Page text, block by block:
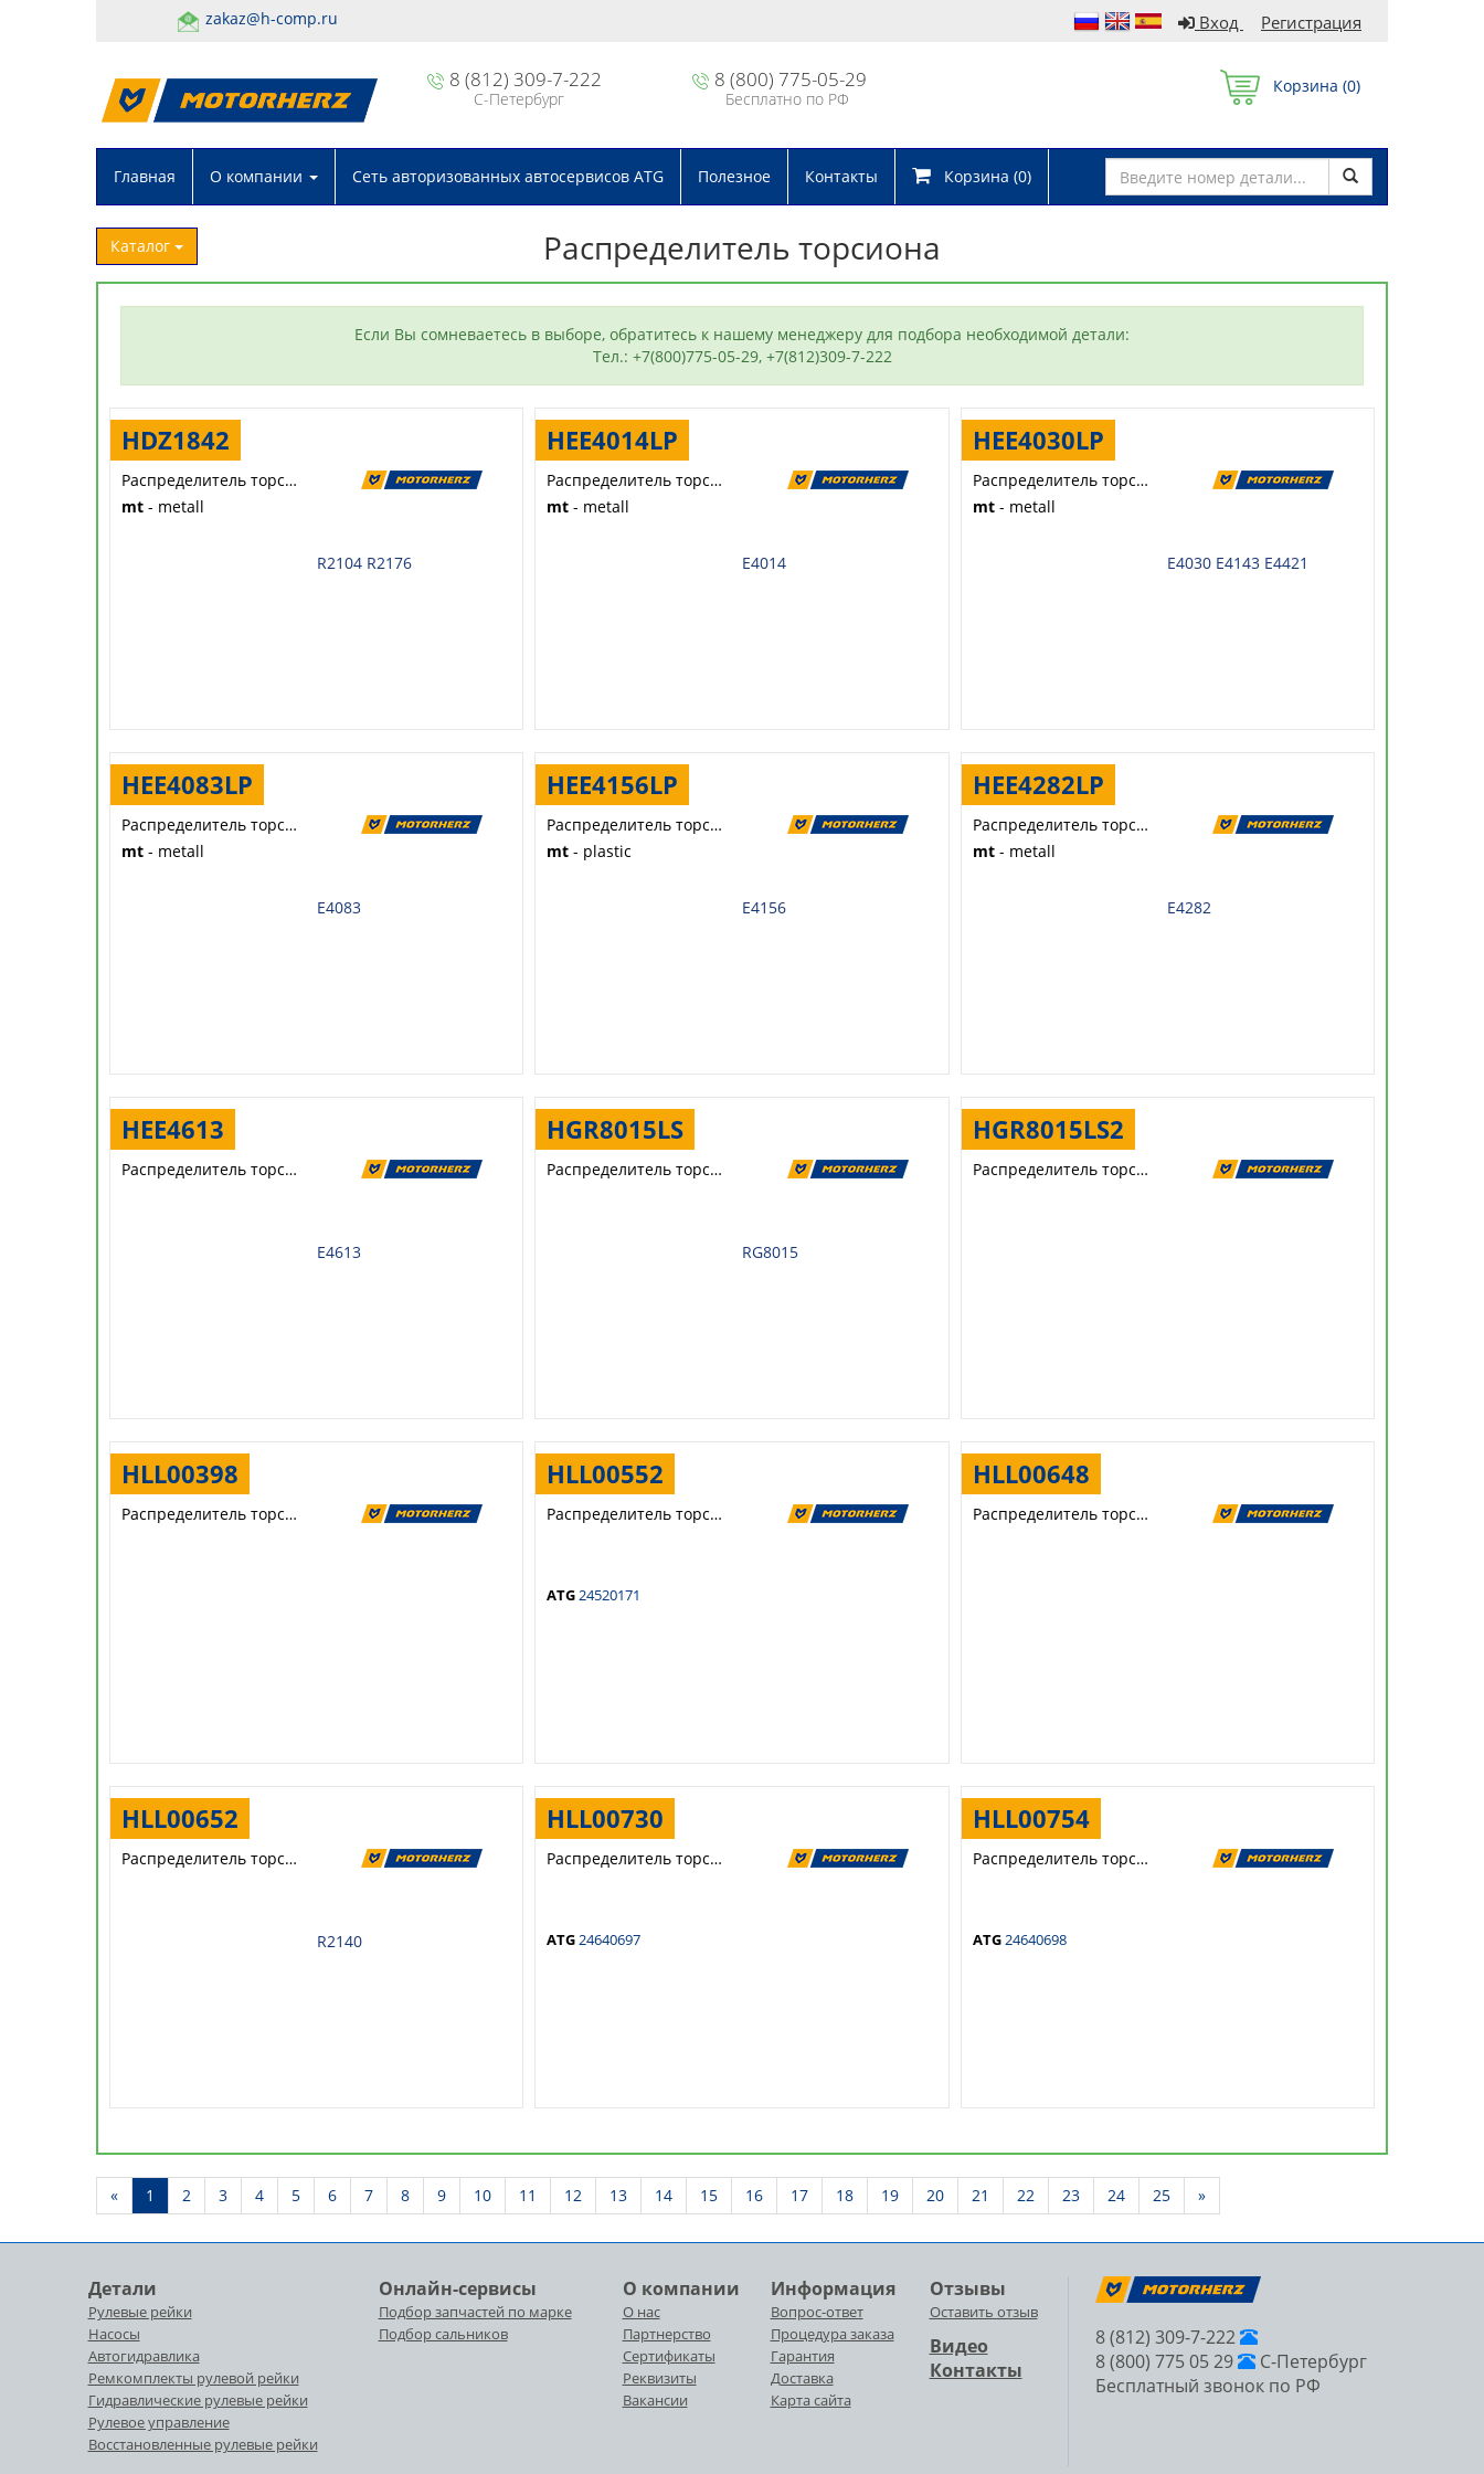
zakaz@h-comp.ru Вход Регистрация
8 (812) 309-7-222
С-Петербург
8 (800) 775-05-29
Бесплатно по РФ
Корзина (0)
Главная О компании Сеть авторизованных автосервисов ATG Полезное Контакты Корзина (0)
Каталог Распределитель торсиона
Если Вы сомневаетесь в выборе, обратитесь к нашему менеджеру для подбора необходимой детали:
Тел.: +7(800)775-05-29, +7(812)309-7-222
HDZ1842
Распределитель торсиона
mt - metall
R2104 R2176
HEE4014LP
Распределитель торсиона
mt - metall
E4014
HEE4030LP
Распределитель торсиона
mt- metall
E4030 E4143 E4421
HEE4083LP
Распределитель торсиона
mt - metall
E4083
HEE4156LP
Распределитель торсиона
mt - plastic
E4156
HEE4282LP
Распределитель торсиона
mt- metall
E4282
HEE4613
Распределитель торсиона
E4613
HGR8015LS
Распределитель торсиона
RG8015
HGR8015LS2
Распределитель торсиона
HLL00398
Распределитель торсиона
HLL00552
Распределитель торсиона
ATG24520171
HLL00648
Распределитель торсиона
HLL00652
Распределитель торсиона
R2140
HLL00730
Распределитель торсиона
ATG24640697
HLL00754
Распределитель торсиона
ATG24640698
«ÐŸÑ€ÐµÐ
´.
1 2 3 4 5 6 7 8 9 10 11 12 13 14 15 16 17 18 19 20 21 22 23 24 25 »Ð¡Ð»ÐµÐ
´.
Детали
Рулевые рейки
Насосы
Автогидравлика
Ремкомплекты рулевой рейки
Гидравлические рулевые рейки
Рулевое управление
Восстановленные рулевые рейки
Онлайн-сервисы
Подбор запчастей по марке
Подбор сальников
О компании
О нас
Партнерство
Сертификаты
Реквизиты
Вакансии
Информация
Вопрос-ответ
Процедура заказа
Гарантия
Доставка
Карта сайта
Отзывы
Оставить отзыв
Видео
Контакты
8 (812) 309-7-222
8 (800) 775 05 29
С-Петербург
Бесплатный звонок по РФ